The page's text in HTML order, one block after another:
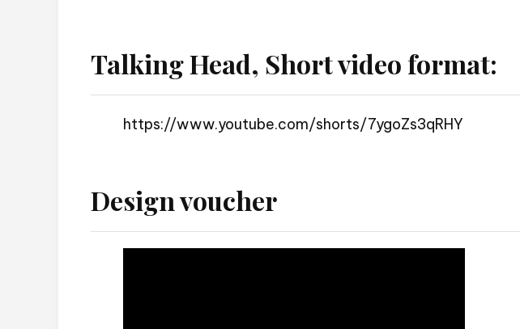
Talking Head, Short video format:
https://www.youtube.com/shorts/7ygoZs3qRHY
Design voucher